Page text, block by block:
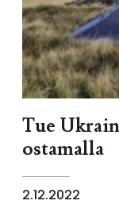
Tue
ostamalla
2.12.2022